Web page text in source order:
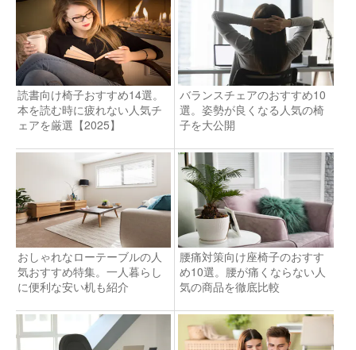
読書向け椅子おすすめ14選。
本を読む時に疲れない人気チ
ェアを厳選【2025】
バランスチェアのおすすめ10
選。姿勢が良くなる人気の椅
子を大公開
おしゃれなローテーブルの人
気おすすめ特集。一人暮らし
に便利な安い机も紹介
腰痛対策向け座椅子のおすす
め10選。腰が痛くならない人
気の商品を徹底比較